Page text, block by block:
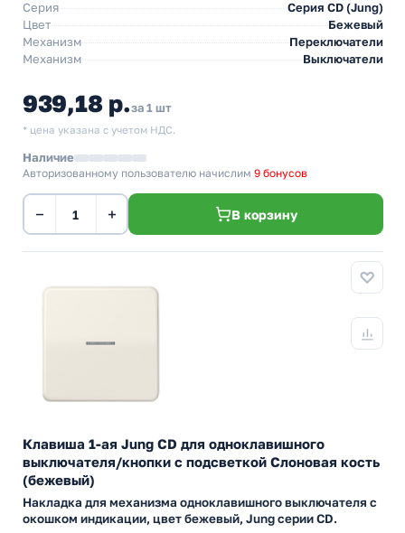
Серия
Серия CD (Jung)
Цвет
Бежевый
Механизм
Переключатели
Механизм
Выключатели
939,18 р.за 1 шт
* цена указана с учетом НДС.
Наличие
Авторизованному пользователю начислим 9 бонусов
− + В корзину
Клавиша 1-ая Jung CD для одноклавишного
выключателя/кнопки с подсветкой Слоновая кость
(бежевый)
Накладка для механизма одноклавишного выключателя с
окошком индикации, цвет бежевый, Jung серии CD.